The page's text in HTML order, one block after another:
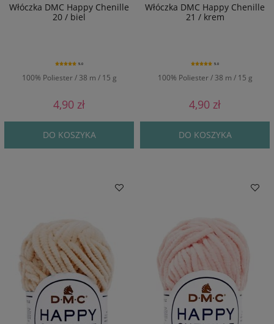
Włóczka DMC Happy Chenille
20 / biel
100% Poliester / 38 m / 15 g
5.0
4,90 zł
DO KOSZYKA
Włóczka DMC Happy Chenille
21 / krem
100% Poliester / 38 m / 15 g
5.0
4,90 zł
DO KOSZYKA